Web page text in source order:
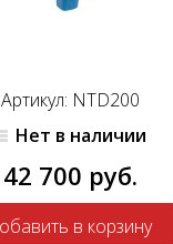
Артикул: NTD200
Нет в наличии
42 700 руб.